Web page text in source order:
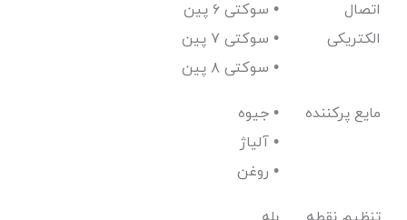
اتصال
الکتریکی
سوکتی ۶ پین •
سوکتی ۷ پین •
سوکتی ۸ پین •
مایع پرکننده
جیوه •
آلیاژ •
روغن •